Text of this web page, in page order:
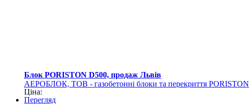
Блок PORISTON D500, продаж Львів
АЕРОБЛОК, ТОВ - газобетонні блоки та перекриття PORISTON
Ціна:
Перегляд